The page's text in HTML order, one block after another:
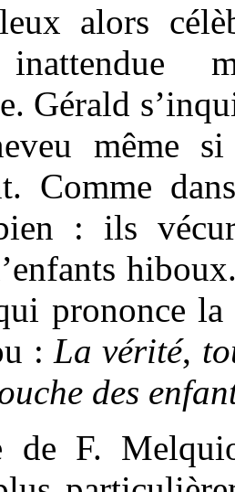
alors
inattendue
Gérald
même
Comme
: ils
prononce
: La vérité,
des
de F.